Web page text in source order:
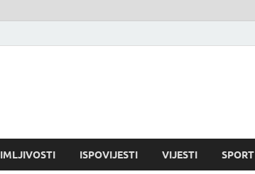
ISPOVIJESTI VIJESTI SPORT